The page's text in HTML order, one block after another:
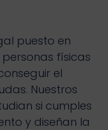
puesto en
físicas
el
Nuestros
si cumples
y diseñan la